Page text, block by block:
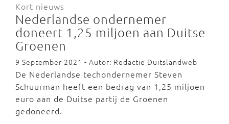
Kort nieuws
Nederlandse ondernemer
doneert 1,25 miljoen aan Duitse
Groenen
9 September 2021 - Autor: Redactie Duitslandweb
De Nederlandse techondernemer Steven
Schuurman heeft een bedrag van 1,25 miljoen
euro aan de Duitse partij de Groenen
gedoneerd.